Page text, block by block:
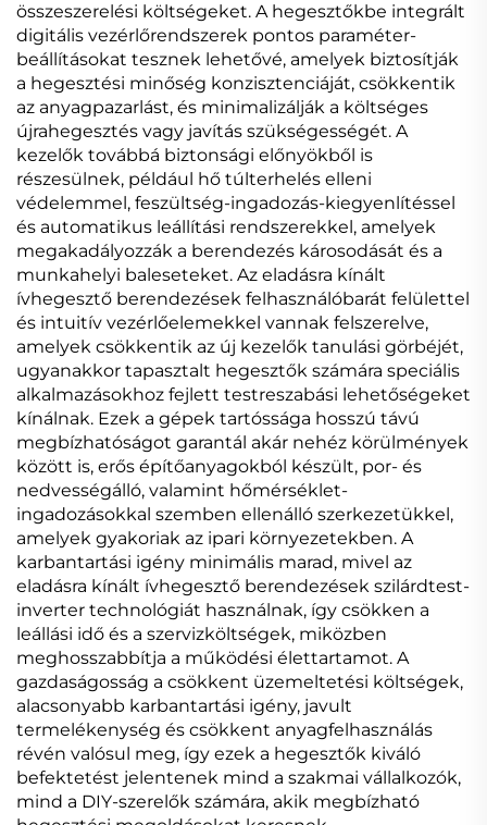
összeszerelési költségeket. A hegesztőkbe integrált
digitális vezérlőrendszerek pontos paraméter-
beállításokat tesznek lehetővé, amelyek biztosítják
a hegesztési minőség konzisztenciáját, csökkentik
az anyagpazarlást, és minimalizálják a költséges
újrahegesztés vagy javítás szükségességét. A
kezelők továbbá biztonsági előnyökből is
részesülnek, például hő túlterhelés elleni
védelemmel, feszültség-ingadozás-kiegyenlítéssel
és automatikus leállítási rendszerekkel, amelyek
megakadályozzák a berendezés károsodását és a
munkahelyi baleseteket. Az eladásra kínált
ívhegesztő berendezések felhasználóbarát felülettel
és intuitív vezérlőelemekkel vannak felszerelve,
amelyek csökkentik az új kezelők tanulási görbéjét,
ugyanakkor tapasztalt hegesztők számára speciális
alkalmazásokhoz fejlett testreszabási lehetőségeket
kínálnak. Ezek a gépek tartóssága hosszú távú
megbízhatóságot garantál akár nehéz körülmények
között is, erős építőanyagokból készült, por- és
nedvességálló, valamint hőmérséklet-
ingadozásokkal szemben ellenálló szerkezetükkel,
amelyek gyakoriak az ipari környezetekben. A
karbantartási igény minimális marad, mivel az
eladásra kínált ívhegesztő berendezések szilárdtest-
inverter technológiát használnak, így csökken a
leállási idő és a szervizköltségek, miközben
meghosszabbítja a működési élettartamot. A
gazdaságosság a csökkent üzemeltetési költségek,
alacsonyabb karbantartási igény, javult
termelékenység és csökkent anyagfelhasználás
révén valósul meg, így ezek a hegesztők kiváló
befektetést jelentenek mind a szakmai vállalkozók,
mind a DIY-szerelők számára, akik megbízható